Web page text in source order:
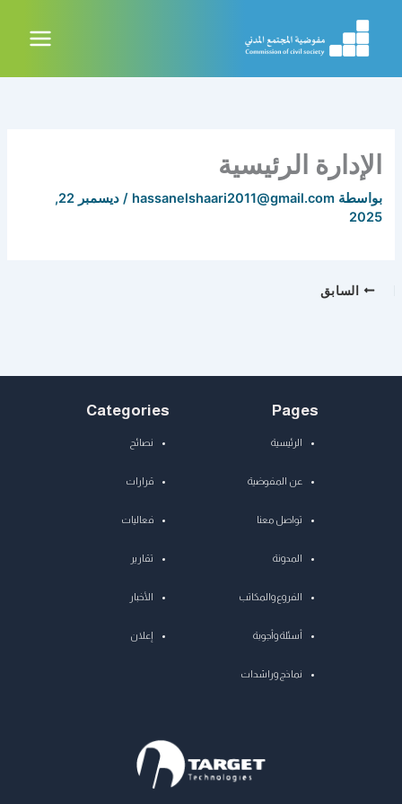
المحتوى
الإدارة الرئيسية
بواسطة hassanelshaari2011@gmail.com
/
ديسمبر 22,
2025
السابق
Pages
الرئيسية
عن المفوضية
تواصل معنا
المدونة
الفروع والمكاتب
أسئلة وأجوبة
نماذج وراشدات
Categories
نصائح
قرارات
فعاليات
تقارير
الأخبار
إعلان